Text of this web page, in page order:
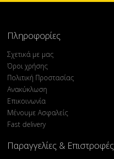
Πληροφορίες
Σχετικά με μας
Όροι χρήσης
Πολιτική Προστασίας
Ανακύκλωση
Επικοινωνία
Μένουμε Ασφαλείς
Fast delivery
Παραγγελίες & Επιστροφές